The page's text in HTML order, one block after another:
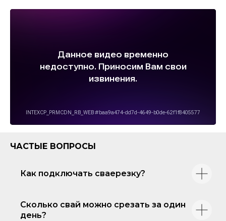
ЧАСТЫЕ ВОПРОСЫ
Как подключать сваерезку?
Сколько свай можно срезать за один
день?